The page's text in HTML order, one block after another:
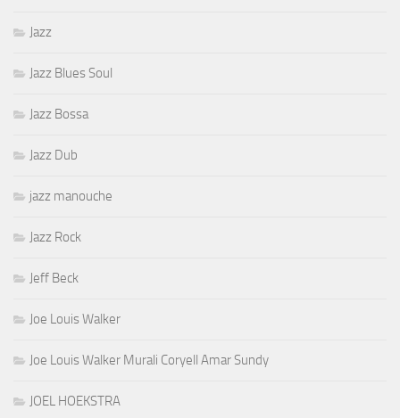
Jazz
Jazz Blues Soul
Jazz Bossa
Jazz Dub
jazz manouche
Jazz Rock
Jeff Beck
Joe Louis Walker
Joe Louis Walker Murali Coryell Amar Sundy
JOEL HOEKSTRA